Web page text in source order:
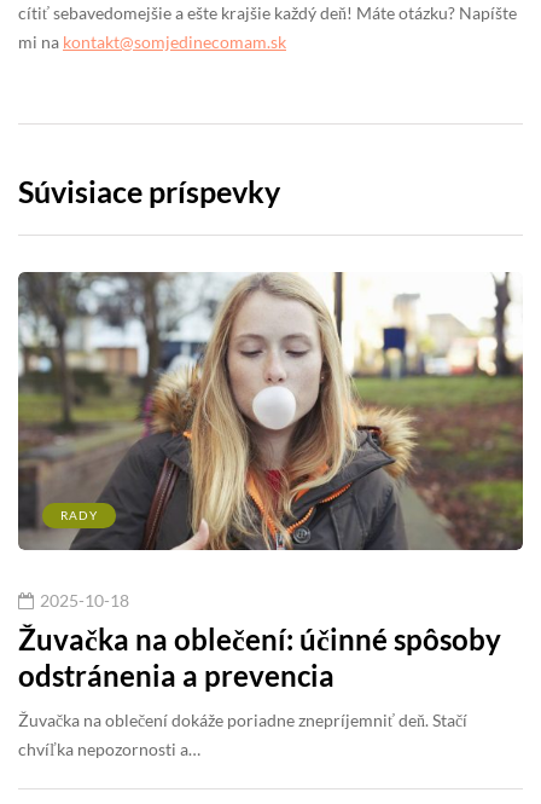
cítiť sebavedomejšie a ešte krajšie každý deň! Máte otázku? Napíšte
mi na kontakt@somjedinecomam.sk
Súvisiace príspevky
RADY
2025-10-18
Žuvačka na oblečení: účinné spôsoby
odstránenia a prevencia
Žuvačka na oblečení dokáže poriadne znepríjemniť deň. Stačí
chvíľka nepozornosti a…